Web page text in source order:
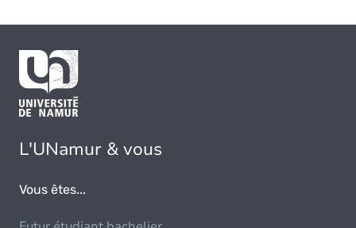
L'UNamur & vous
Vous êtes...